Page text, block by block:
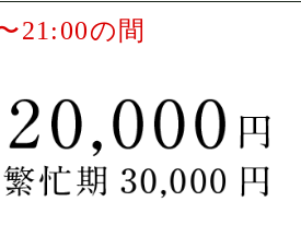
21:00の間